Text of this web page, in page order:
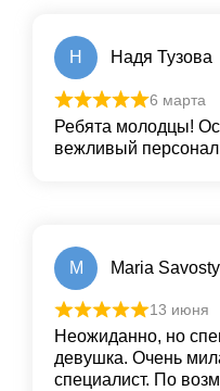
Н Надя Тузова
6 марта
Ребята молодцы!
вежливый
M Maria
13 июня
Неожиданно, но
девушка. Очень
специалист. По